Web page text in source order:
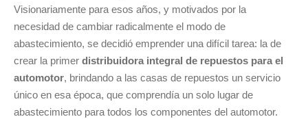
Visionariamente para esos años, y motivados por la
necesidad de cambiar radicalmente el modo de
abastecimiento, se decidió emprender una difícil tarea: la de
crear la primer distribuidora integral de repuestos para el
automotor, brindando a las casas de repuestos un servicio
único en esa época, que comprendía un solo lugar de
abastecimiento para todos los componentes del automotor.